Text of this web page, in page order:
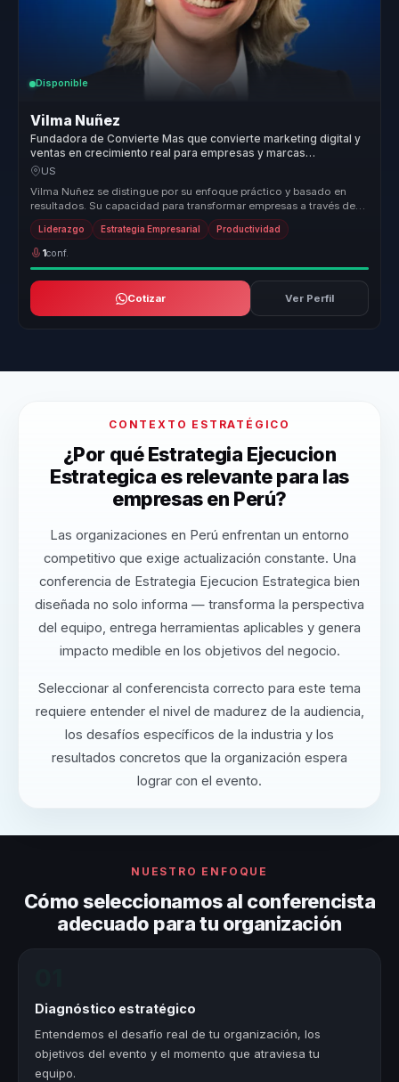
Disponible
Vilma Nuñez
Fundadora de Convierte Mas que convierte marketing digital y
ventas en crecimiento real para empresas y marcas
personales.
US
Vilma Nuñez se distingue por su enfoque práctico y basado en
resultados. Su capacidad para transformar empresas a través de
estrategias d...
Liderazgo Estrategia Empresarial Productividad
1conf.
Cotizar Ver Perfil
CONTEXTO ESTRATÉGICO
¿Por qué Estrategia Ejecucion
Estrategica es relevante para las
empresas en Perú?
Las organizaciones en Perú enfrentan un entorno
competitivo que exige actualización constante. Una
conferencia de Estrategia Ejecucion Estrategica bien
diseñada no solo informa — transforma la perspectiva
del equipo, entrega herramientas aplicables y genera
impacto medible en los objetivos del negocio.
Seleccionar al conferencista correcto para este tema
requiere entender el nivel de madurez de la audiencia,
los desafíos específicos de la industria y los
resultados concretos que la organización espera
lograr con el evento.
NUESTRO ENFOQUE
Cómo seleccionamos al conferencista
adecuado para tu organización
Diagnóstico estratégico
Entendemos el desafío real de tu organización, los
objetivos del evento y el momento que atraviesa tu
equipo.